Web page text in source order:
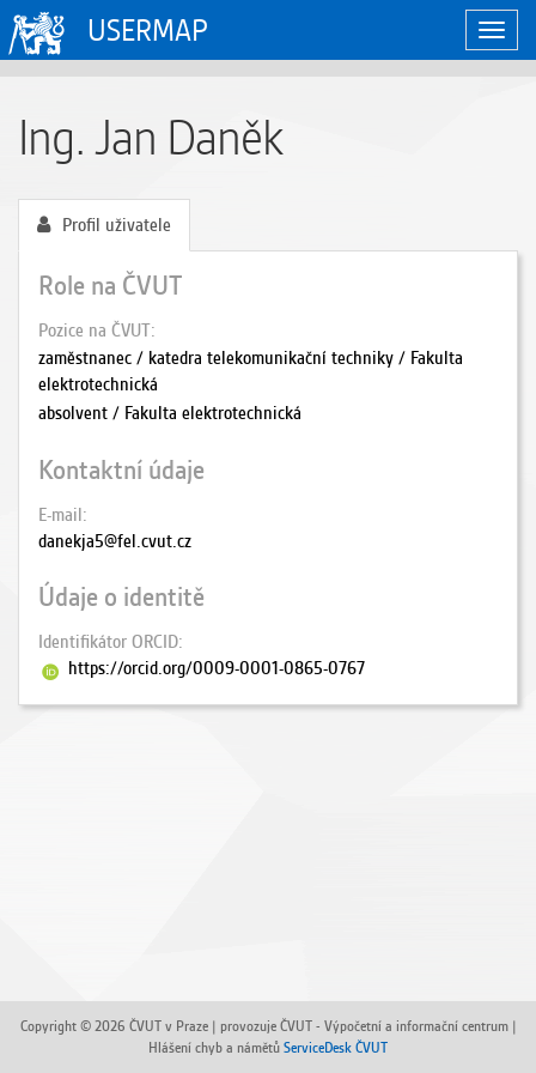
USERMAP
Ing. Jan Daněk
Profil uživatele
Role na ČVUT
Pozice na ČVUT
zaměstnanec / katedra telekomunikační techniky / Fakulta
elektrotechnická
absolvent / Fakulta elektrotechnická
Kontaktní údaje
E-mail
danekja5@fel.cvut.cz
Údaje o identitě
Identifikátor ORCID
https://orcid.org/0009-0001-0865-0767
Copyright © 2026 ČVUT v Praze | provozuje ČVUT - Výpočetní a informační centrum |
Hlášení chyb a námětů ServiceDesk ČVUT